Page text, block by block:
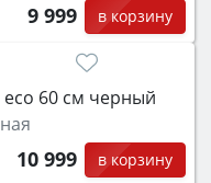
9 999 в корзину
eco 60 см черный
10 999 в корзину